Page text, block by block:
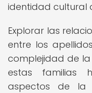
identidad cultural
Explorar las
entre los
complejidad de
estas familias
aspectos de